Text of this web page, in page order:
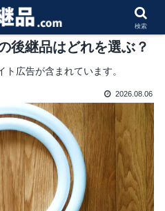
後継品はどれを選ぶ？
広告が含まれています。
2026.08.06
検索